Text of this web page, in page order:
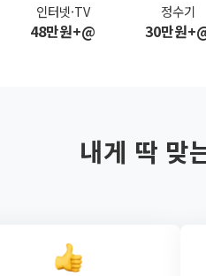
인터넷·TV
48만원+@
정수기
30만원
내게 딱 맞